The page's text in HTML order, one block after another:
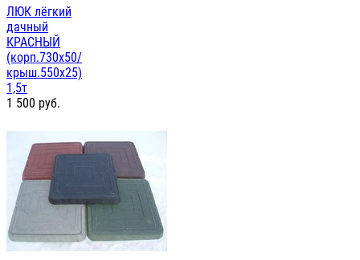
ЛЮК лёгкий
дачный
КРАСНЫЙ
(корп.730х50/
крыш.550х25)
1,5т
1 500 руб.